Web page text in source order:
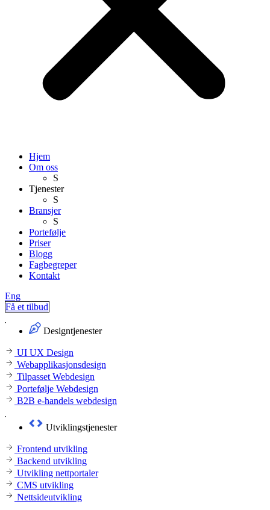
Hjem
Om oss
S
Tjenester
S
Bransjer
S
Portefølje
Priser
Blogg
Fagbegreper
Kontakt
Eng
Få et tilbud
Designtjenester
UI UX Design
Webapplikasjonsdesign
Tilpasset Webdesign
Portefølje Webdesign
B2B e-handels webdesign
Utviklingstjenester
Frontend utvikling
Backend utvikling
Utvikling nettportaler
CMS utvikling
Nettsideutvikling